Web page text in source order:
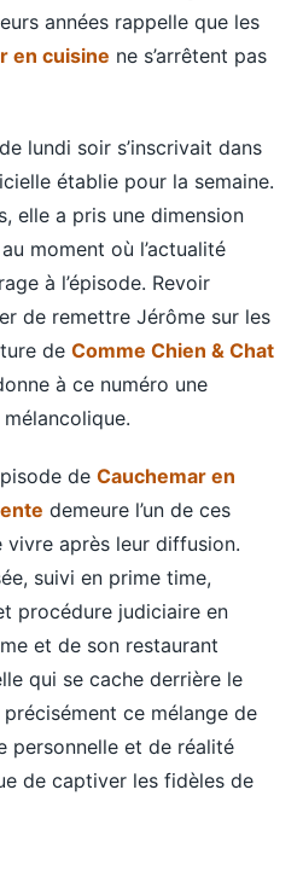
années rappelle que les
en cuisine ne s’arrêtent pas
lundi soir s’inscrivait dans
établie pour la semaine.
elle a pris une dimension
moment où l’actualité
à l’épisode. Revoir
de remettre Jérôme sur les
de Comme Chien & Chat
à ce numéro une
de Cauchemar en
demeure l’un de ces
après leur diffusion.
suivi en prime time,
procédure judiciaire en
et de son restaurant
qui se cache derrière le
ce mélange de
personnelle et de réalité
de captiver les fidèles de